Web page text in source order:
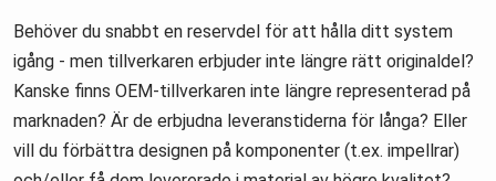
Behöver du snabbt en reservdel för att hålla ditt system
igång - men tillverkaren erbjuder inte längre rätt originaldel?
Kanske finns OEM-tillverkaren inte längre representerad på
marknaden? Är de erbjudna leveranstiderna för långa? Eller
vill du förbättra designen på komponenter (t.ex. impellrar)